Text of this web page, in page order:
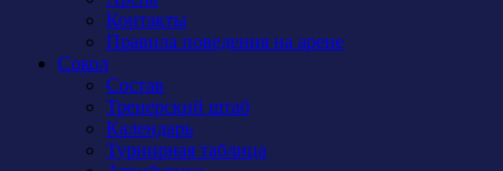
Контакты
Правила поведения на арене
Сокол
Состав
Тренерский штаб
Календарь
Турнирная таблица